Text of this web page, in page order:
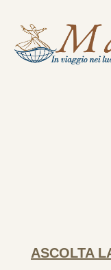
Skip to main content
ASCOLTA